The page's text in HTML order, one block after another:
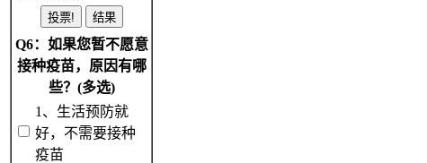
Q6：如果您暂不愿意
接种疫苗，原因有哪
些？(多选)
1、生活预防就
好，不需要接种
疫苗